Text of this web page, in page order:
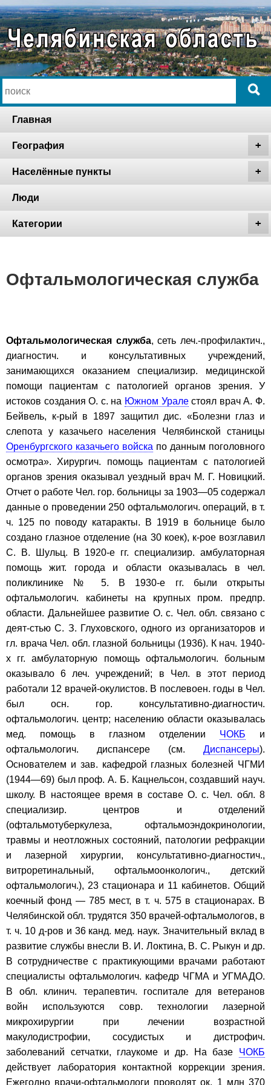
Главная
География
Населённые пункты
Люди
Категории
Офтальмологическая служба
Офтальмологическая служба, сеть леч.-профилактич.,
диагностич. и консультативных учреждений,
занимающихся оказанием специализир. медицинской
помощи пациентам с патологией органов зрения. У
истоков создания О. с. на Южном Уралестоял врач А. Ф.
Бейвель, к-рый в 1897 защитил дис. «Болезни глаз и
слепота у казачьего населения Челябинской станицы
Оренбургского казачьего войска по данным поголовного
осмотра». Хирургич. помощь пациентам с патологией
органов зрения оказывал уездный врач М. Г. Новицкий.
Отчет о работе Чел. гор. больницы за 1903—05 содержал
данные о проведении 250 офтальмологич. операций, в т.
ч. 125 по поводу катаракты. В 1919 в больнице было
создано глазное отделение (на 30 коек), к-рое возглавил
С. В. Шульц. В 1920-е гг. специализир. амбулаторная
помощь жит. города и области оказывалась в чел.
поликлинике № 5. В 1930-е гг. были открыты
офтальмологич. кабинеты на крупных пром. предпр.
области. Дальнейшее развитие О. с. Чел. обл. связано с
деят-стью С. З. Глуховского, одного из организаторов и
гл. врача Чел. обл. глазной больницы (1936). К нач. 1940-
х гг. амбулаторную помощь офтальмологич. больным
оказывало 6 леч. учреждений; в Чел. в этот период
работали 12 врачей-окулистов. В послевоен. годы в Чел.
был осн. гор. консультативно-диагностич.
офтальмологич. центр; населению области оказывалась
мед. помощь в глазном отделении ЧОКБ и
офтальмологич. диспансере (см. Диспансеры).
Основателем и зав. кафедрой глазных болезней ЧГМИ
(1944—69) был проф. А. Б. Кацнельсон, создавший науч.
школу. В настоящее время в составе О. с. Чел. обл. 8
специализир. центров и отделений
(офтальмотуберкулеза, офтальмоэндокринологии,
травмы и неотложных состояний, патологии рефракции
и лазерной хирургии, консультативно-диагностич.,
витроретинальный, офтальмоонкологич., детский
офтальмологич.), 23 стационара и 11 кабинетов. Общий
коечный фонд — 785 мест, в т. ч. 575 в стационарах. В
Челябинской обл. трудятся 350 врачей-офтальмологов, в
т. ч. 10 д-ров и 36 канд. мед. наук. Значительный вклад в
развитие службы внесли В. И. Локтина, В. С. Рыкун и др.
В сотрудничестве с практикующими врачами работают
специалисты офтальмологич. кафедр ЧГМА и УГМАДО.
В обл. клинич. терапевтич. госпитале для ветеранов
войн используются совр. технологии лазерной
микрохирургии при лечении возрастной
макулодистрофии, сосудистых и дистрофич.
заболеваний сетчатки, глаукоме и др. На базе ЧОКБ
действует лаборатория контактной коррекции зрения.
Ежегодно врачи-офтальмологи проводят ок. 1 млн 370